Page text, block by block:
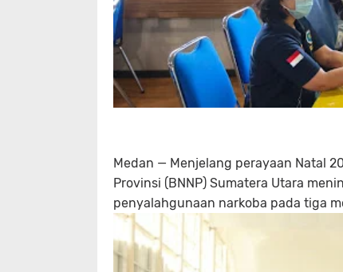
Medan — Menjelang perayaan Natal
Provinsi (BNNP) Sumatera Utara
penyalahgunaan narkoba pada tiga